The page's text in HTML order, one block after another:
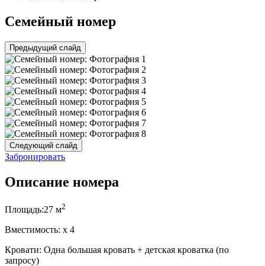
Семейный номер
Предыдущий слайд
Следующий слайд
Забронировать
Описание номера
Площадь:27 м2
Вместимость: x 4
Кровати: Одна большая кровать + детская кроватка (по
запросу)